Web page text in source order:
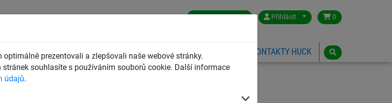
prezentovali a zlepšovali naše webové stránky.
souhlasíte s používáním souborů cookie. Další informace
údajů.
Czech Republic Přihlásit 0
BEZPEČNOSTNÍ SÍTĚ DĚTSKÁ LANOVÁ HŘIŠTĚ KONTAKTY HUCK